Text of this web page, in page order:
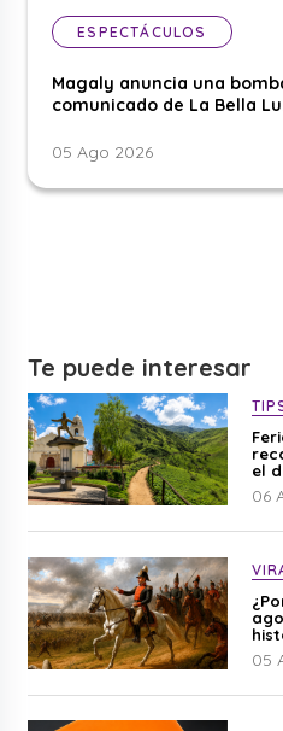
ESPECTÁCULOS
Magaly anuncia una
comunicado de La Bella
05 Ago 2026
Te puede interesar
el
06
05